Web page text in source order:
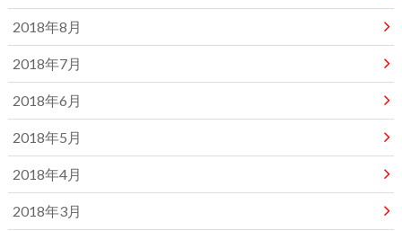
2018年8月
2018年7月
2018年6月
2018年5月
2018年4月
2018年3月